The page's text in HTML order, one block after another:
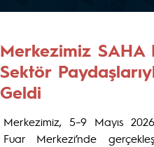
Merkezimiz SAHA
Sektör
Geldi
Merkezimiz, 5–9 Mayıs
Fuar Merkezi’nde